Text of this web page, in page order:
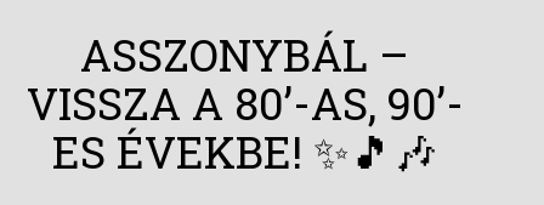
ASSZONYBÁL –
VISSZA A 80’-AS, 90’-
ES ÉVEKBE! ✨🎵🎶